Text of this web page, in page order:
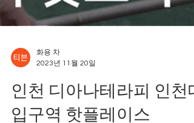
2023년 11월 20일
인천 디아나테라피 인천대